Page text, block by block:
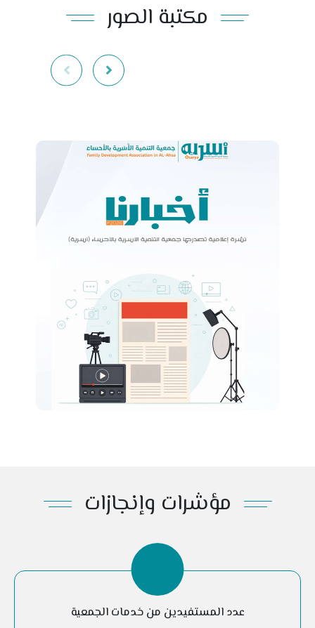
فقرة أسريّات – السلام الأسري : السلام بين الزوجين
مكتبة الصور
مؤشرات وإنجازات
عدد المستفيدين من خدمات الجمعية